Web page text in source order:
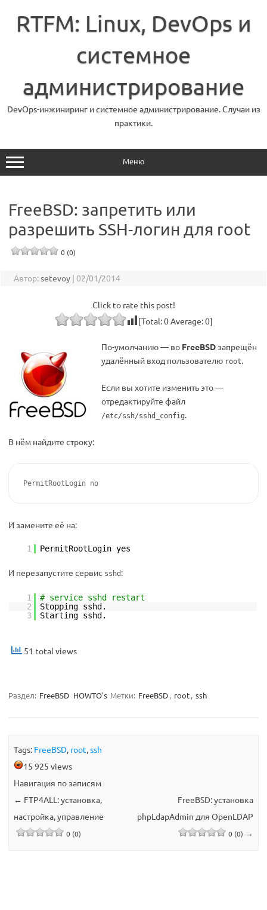
содержимому
RTFM: Linux, DevOps и
системное
администрирование
DevOps-инжиниринг и системное администрирование. Случаи из
практики.
Меню
FreeBSD: запретить или
разрешить SSH-логин для root
0 (0)
Автор:setevoy | 02/01/2014
Click to rate this post!
[Total:0Average:0]
По-умолчанию — во FreeBSD запрещён
удалённый вход пользователю root.
Если вы хотите изменить это —
отредактируйте файл
/etc/ssh/sshd_config.
В нём найдите строку:
PermitRootLogin no
И замените её на:
1 PermitRootLogin yes
И перезапустите сервис sshd :
1
# service sshd restart
2
Stopping sshd.
3
Starting sshd.
51 total views
Раздел: FreeBSD HOWTO's Метки: FreeBSD, root, ssh
Tags: FreeBSD, root,ssh
15 925 views
Навигация по записям
← FTP4ALL: установка,
настройка, управление
0 (0)
FreeBSD: установка
phpLdapAdmin для OpenLDAP
0 (0) →